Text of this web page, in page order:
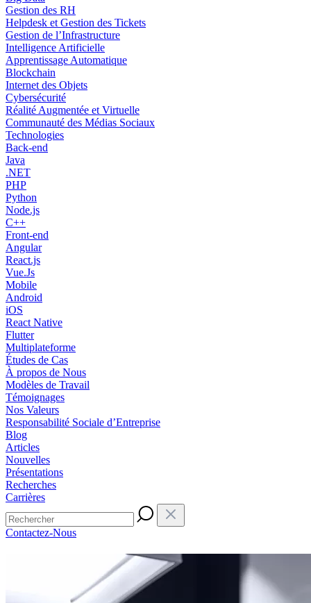
Gestion des RH
Helpdesk et Gestion des Tickets
Gestion de l’Infrastructure
Intelligence Artificielle
Apprentissage Automatique
Blockchain
Internet des Objets
Cybersécurité
Réalité Augmentée et Virtuelle
Communauté des Médias Sociaux
Technologies
Back-end
Java
.NET
PHP
Python
Node.js
C++
Front-end
Angular
React.js
Vue.Js
Mobile
Android
iOS
React Native
Flutter
Multiplateforme
Études de Cas
À propos de Nous
Modèles de Travail
Témoignages
Nos Valeurs
Responsabilité Sociale d’Entreprise
Blog
Articles
Nouvelles
Présentations
Recherches
Carrières
Contactez-Nous